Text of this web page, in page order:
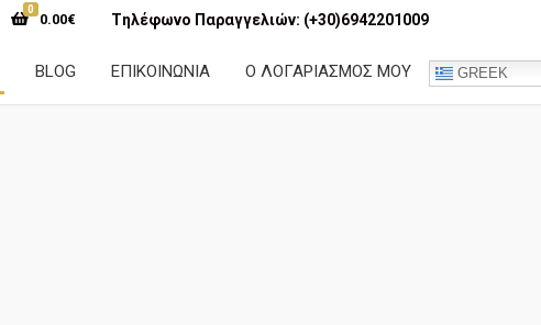
0
0.00€ Tηλέφωνο Παραγγελιών: (+30)6942201009
BLOG ΕΠΙΚΟΙΝΩΝΙΑ Ο ΛΟΓΑΡΙΑΣΜΟΣ ΜΟΥ GREEK